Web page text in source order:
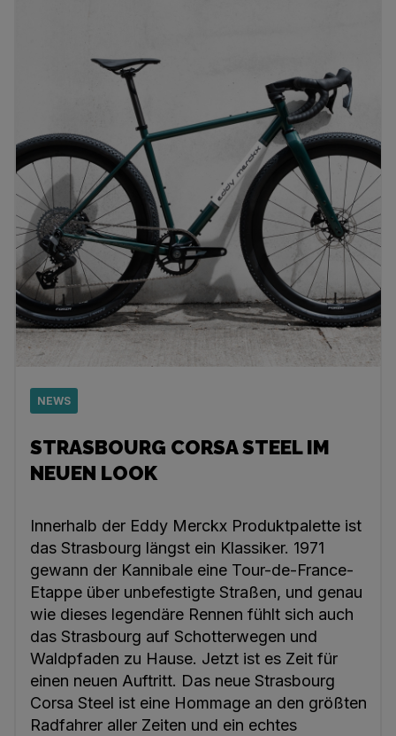
NEWS
STRASBOURG CORSA STEEL IM
NEUEN LOOK
Innerhalb der Eddy Merckx Produktpalette ist
das Strasbourg längst ein Klassiker. 1971
gewann der Kannibale eine Tour-de-France-
Etappe über unbefestigte Straßen, und genau
wie dieses legendäre Rennen fühlt sich auch
das Strasbourg auf Schotterwegen und
Waldpfaden zu Hause. Jetzt ist es Zeit für
einen neuen Auftritt. Das neue Strasbourg
Corsa Steel ist eine Hommage an den größten
Radfahrer aller Zeiten und ein echtes